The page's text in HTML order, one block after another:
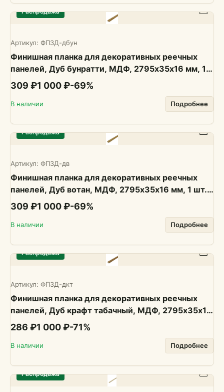
Распродажа
Артикул: ФП3Д-дбун
Финишная планка для декоративных реечных
панелей, Дуб бунратти, МДФ, 2795х35х16 мм, 1
шт., PLASTWOOD
309 ₽1 000 ₽-69%
В наличии Подробнее
Распродажа
Артикул: ФП3Д-дв
Финишная планка для декоративных реечных
панелей, Дуб вотан, МДФ, 2795х35х16 мм, 1 шт.,
PLASTWOOD
309 ₽1 000 ₽-69%
В наличии Подробнее
Распродажа
Артикул: ФП3Д-дкт
Финишная планка для декоративных реечных
панелей, Дуб крафт табачный, МДФ, 2795х35х16
мм, 1 шт., PLASTWOOD
286 ₽1 000 ₽-71%
В наличии Подробнее
Распродажа